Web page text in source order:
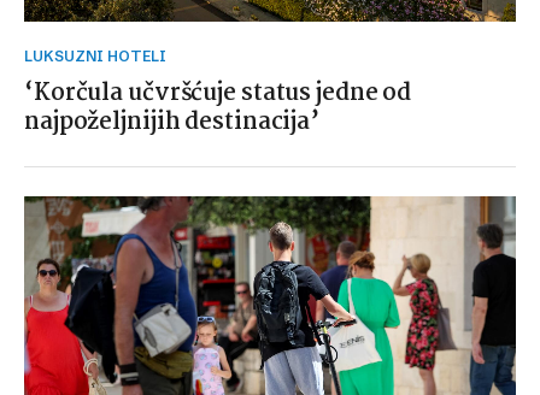
LUKSUZNI HOTELI
‘Korčula učvršćuje status jedne od
najpoželjnijih destinacija’